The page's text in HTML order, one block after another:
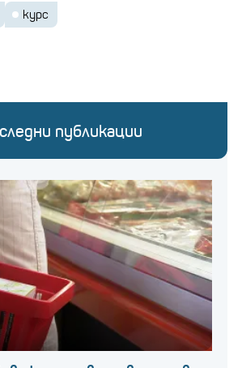
курс
публикации